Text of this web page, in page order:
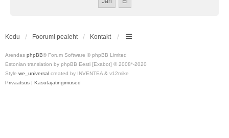
Kodu Foorumi pealeht Kontakt
Arendas phpBB® Forum Software © phpBB Limited
Estonian translation by phpBB Eesti [Exabot] © 2008*-2020
Style we_universal created by INVENTEA & v12mike
Privaatsus | Kasutajatingimused